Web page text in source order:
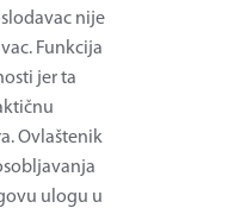
nije
Funkcija
jer ta
Ovlaštenik
ulogu u